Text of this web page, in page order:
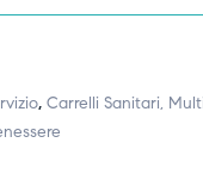
, Carrelli Sanitari,